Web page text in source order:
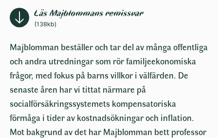
Läs Majblommans remissvar
(138kb)
Majblomman beställer och tar del av många offentliga
och andra utredningar som rör familjeekonomiska
frågor, med fokus på barns villkor i välfärden. De
senaste åren har vi tittat närmare på
socialförsäkringssystemets kompensatoriska
förmåga i tider av kostnadsökningar och inflation.
Mot bakgrund av det har Majblomman bett professor